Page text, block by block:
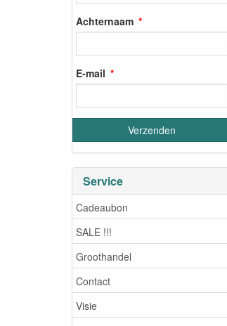
Achternaam
E-mail
Service
Cadeaubon
SALE !!!
Groothandel
Contact
Visie